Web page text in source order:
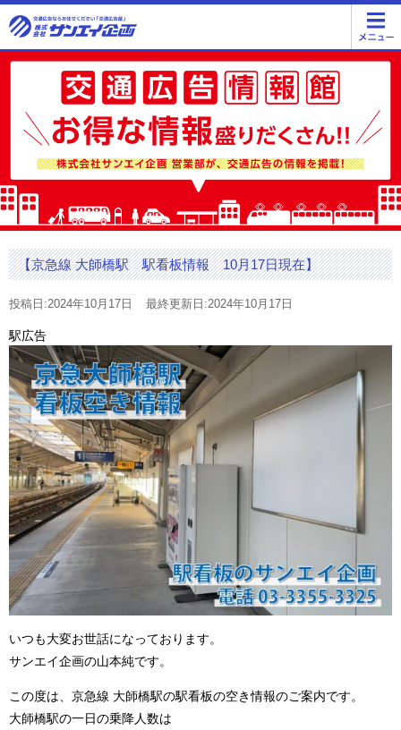
【京急線 大師橋駅 駅看板情報 10月17日現在】
投稿日:2024年10月17日 最終更新日:2024年10月17日
駅広告
いつも大変お世話になっております。
サンエイ企画の山本純です。
この度は、京急線 大師橋駅の駅看板の空き情報のご案内です。
大師橋駅の一日の乗降人数は